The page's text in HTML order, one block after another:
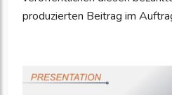
produzierten Beitrag im